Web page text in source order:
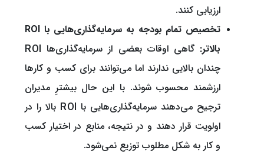
ارزیابی کنند.
تخصیص تمام بودجه به سرمایه‌گذاری‌هایی با ROI
بالاتر:
گاهی اوقات بعضی از سرمایه‌گذاری‌ها ROI
چندان بالایی ندارند اما می‌توانند برای کسب و کارها
ارزشمند محسوب شوند. با این حال بیشترِ مدیران
ترجیح می‌دهند سرمایه‌گذاری‌هایی با ROI بالا را در
اولویت قرار دهند و در نتیجه، منابع در اختیار کسب
و کار به شکل مطلوب توزیع نمی‌شود.